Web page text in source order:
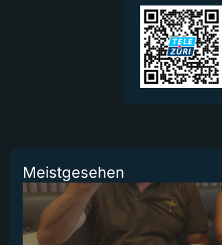
Meistgesehen